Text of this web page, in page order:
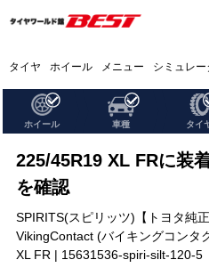
タイヤ ホイール メニュー シミュレー
ホイール 車種 タイ
225/45R19 XL FRに装
を確認
SPIRITS(スピリッツ)【トヨタ純
VikingContact (バイキングコンタ
XL FR | 15631536-spiri-silt-120-5